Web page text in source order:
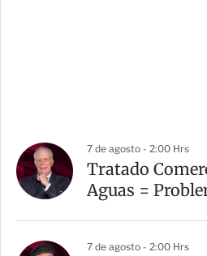
7 de agosto - 2:00 Hrs
Tratado
Aguas =
7 de agosto - 2:00 Hrs